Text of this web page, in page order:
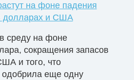
на фоне падения
долларах и США
среду на фоне
сокращения запасов
и того, что
одобрила еще одну